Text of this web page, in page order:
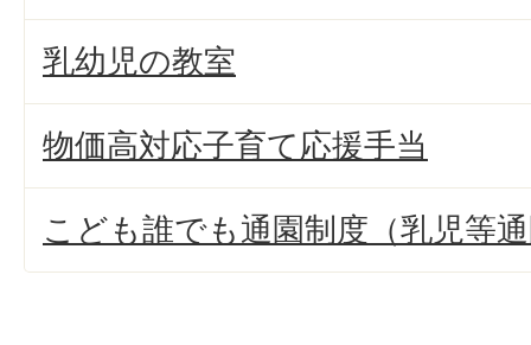
乳幼児の教室
物価高対応子育て応援手当
こども誰でも通園制度（乳児等